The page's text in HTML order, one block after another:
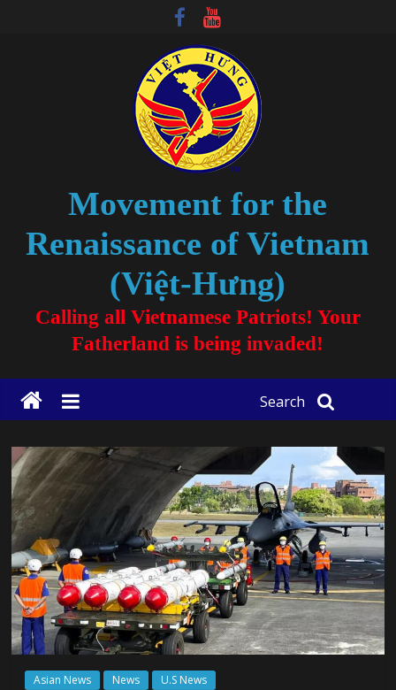
Movement for the
Renaissance of Vietnam
(Việt-Hưng)
Calling all Vietnamese Patriots! Your
Fatherland is being invaded!
Search
Asian News News U.S News